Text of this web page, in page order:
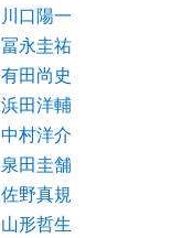
川口陽一
冨永圭祐
有田尚史
浜田洋輔
中村洋介
泉田圭舗
佐野真規
山形哲生